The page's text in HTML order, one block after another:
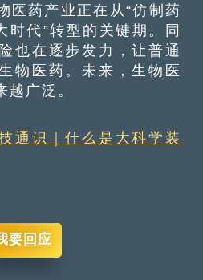
药产业正在从“仿制药
时代”转型的关键期。同
也在逐步发力，让普通
物医药。未来，生物医
广泛。
通识｜什么是大科学装
要回应